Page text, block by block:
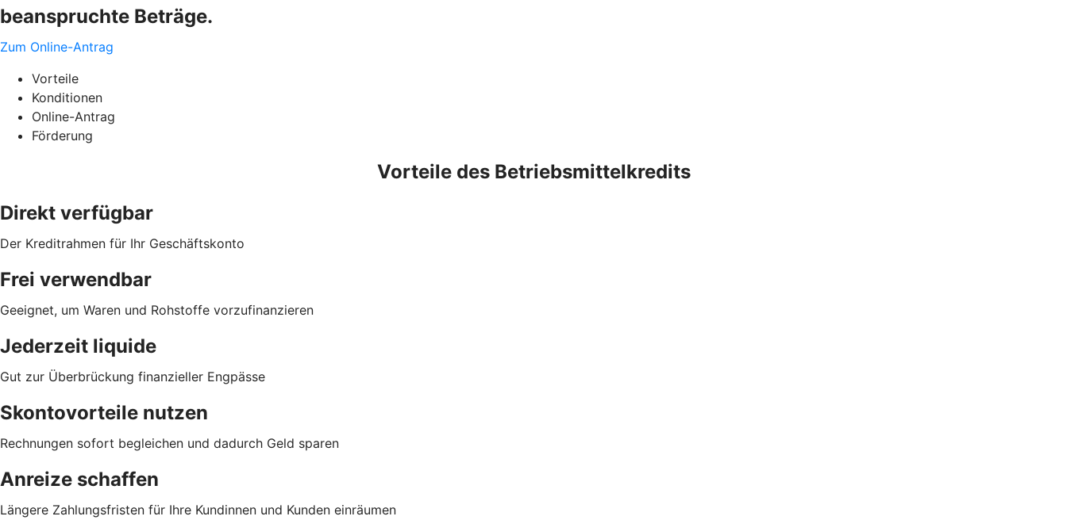
beanspruchte Beträge.
Zum Online-Antrag
Vorteile
Konditionen
Online-Antrag
Förderung
Vorteile des Betriebsmittelkredits
Direkt verfügbar
Der Kreditrahmen für Ihr Geschäftskonto
Frei verwendbar
Geeignet, um Waren und Rohstoffe vorzufinanzieren
Jederzeit liquide
Gut zur Überbrückung finanzieller Engpässe
Skontovorteile nutzen
Rechnungen sofort begleichen und dadurch Geld sparen
Anreize schaffen
Längere Zahlungsfristen für Ihre Kundinnen und Kunden einräumen